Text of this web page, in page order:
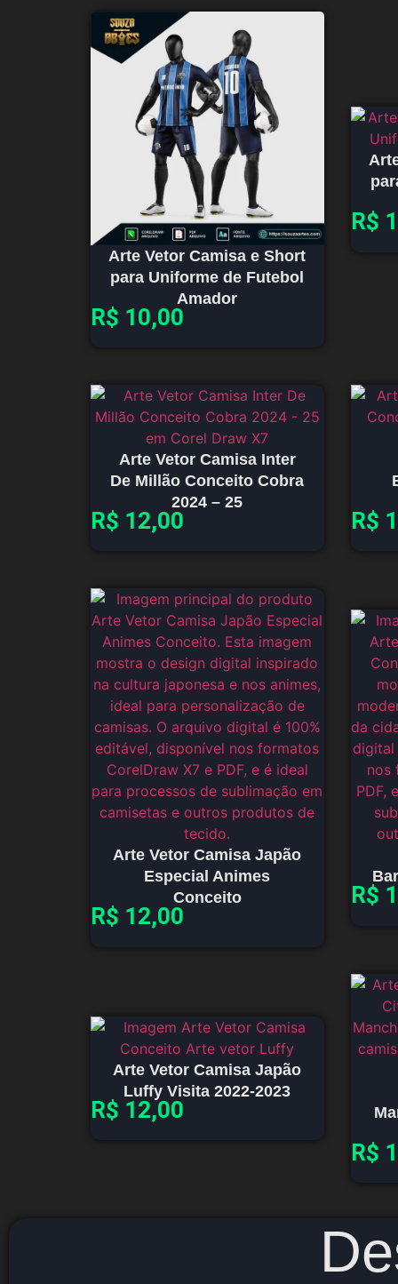
Arte Vetor Camisa e Short
para Uniforme de Futebol
Amador
R$ 10,00
R$
Arte Vetor Camisa Inter
De Millão Conceito Cobra
2024 – 25
R$ 12,00 R$
Arte Vetor Camisa Japão
Especial Animes
Conceito
R$ 12,00
R$
Arte Vetor Camisa Japão
Luffy Visita 2022-2023
R$ 12,00
R$